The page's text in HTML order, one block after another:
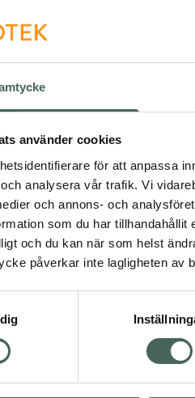
använder cookies
för att anpassa
analysera vår trafik. Vi
och annons- och
som du har
och du kan när som helst
påverkar inte lagligheten av
användning.
oss från Skåne i syd
och på datorn.